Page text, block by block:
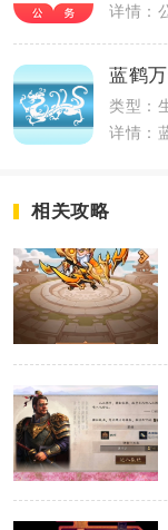
蓝鹤
类型：
相关攻略